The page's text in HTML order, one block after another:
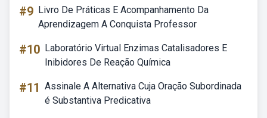
#9 Livro De Práticas E Acompanhamento Da
Aprendizagem A Conquista Professor
#10 Laboratório Virtual Enzimas Catalisadores E
Inibidores De Reação Química
#11 Assinale A Alternativa Cuja Oração Subordinada
é Substantiva Predicativa